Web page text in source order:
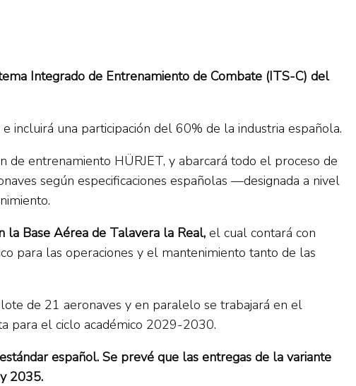
Integrado de Entrenamiento de Combate (ITS-C) del
incluirá una participación del 60% de la industria española.
entrenamiento HÜRJET, y abarcará todo el proceso de
según especificaciones españolas —designada a nivel
la Base Aérea de Talavera la Real, el cual contará con
para las operaciones y el mantenimiento tanto de las
de 21 aeronaves y en paralelo se trabajará en el
para el ciclo académico 2029-2030.
español. Se prevé que las entregas de la variante
2035.